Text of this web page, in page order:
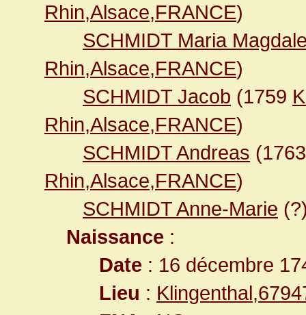
Rhin,Alsace,FRANCE)
SCHMIDT Maria
Rhin,Alsace,FRANCE)
SCHMIDT Jacob (1759
Rhin,Alsace,FRANCE)
SCHMIDT Andreas
Rhin,Alsace,FRANCE)
SCHMIDT Anne-Marie
Naissance :
Date : 16 décembre
Lieu :